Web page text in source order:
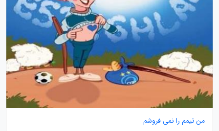
من تیمم را نمی فروشم